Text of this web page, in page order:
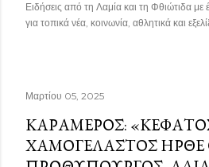
Ειδήσεις από τη Λαμία και τη Φθιώτιδα
για τοπικά νέα, κοινωνία, αθλητικά και
Μαρτίου 05, 2025
ΚΑΡΑΜΈΡΟΣ:
ΧΑΜΟΓΕΛΑΣΤΌΣ ΉΡΘΕ